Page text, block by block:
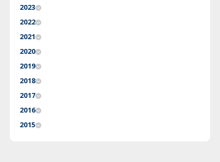
2023
2022
2021
2020
2019
2018
2017
2016
2015